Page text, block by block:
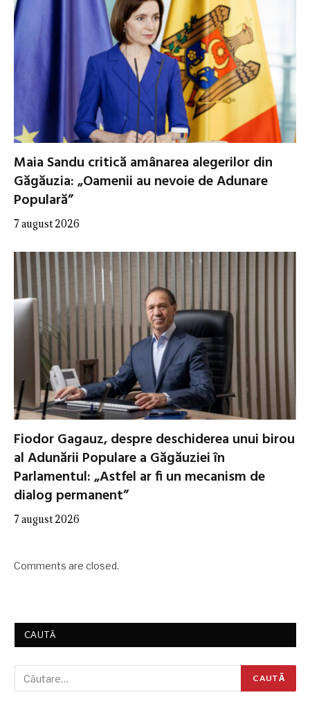
Maia Sandu critică amânarea alegerilor din
Găgăuzia: „Oamenii au nevoie de Adunare
Populară”
7 august 2026
Fiodor Gagauz, despre deschiderea unui birou
al Adunării Populare a Găgăuziei în
Parlamentul: „Astfel ar fi un mecanism de
dialog permanent”
7 august 2026
Comments are closed.
CAUTĂ